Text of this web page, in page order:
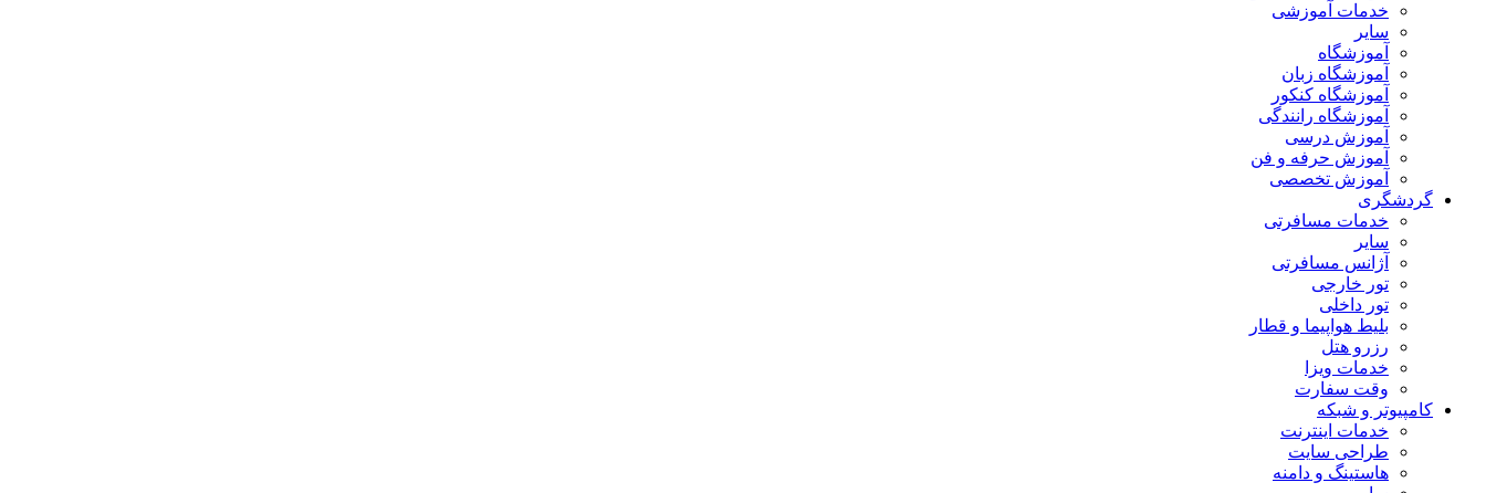
خدمات آموزشی
سایر
آموزشگاه
آموزشگاه زبان
آموزشگاه کنکور
آموزشگاه رانندگی
آموزش درسی
آموزش حرفه و فن
آموزش تخصصی
گردشگری
خدمات مسافرتی
سایر
آژانس مسافرتی
تور خارجی
تور داخلی
بلیط هواپیما و قطار
رزرو هتل
خدمات ویزا
وقت سفارت
کامپیوتر و شبکه
خدمات اینترنت
طراحی سایت
هاستینگ و دامنه